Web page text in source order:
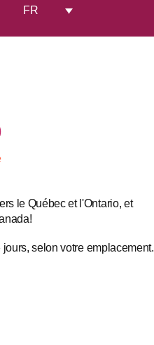
FR
le Québec et l'Ontario, et
jours, selon votre emplacement.